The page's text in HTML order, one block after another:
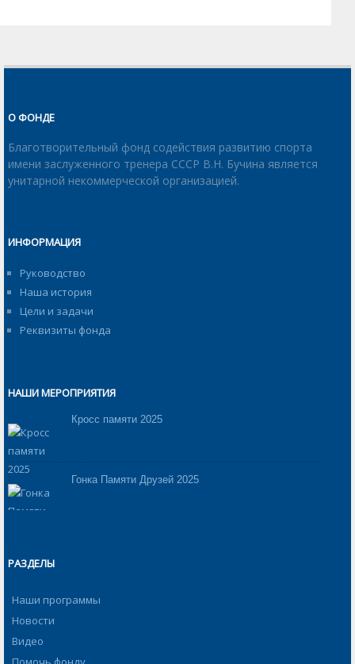
О ФОНДЕ
Благотворительный фонд содействия развитию спорта
имени заслуженного тренера СССР В.Н. Бучина является
унитарной некоммерческой организацией.
ИНФОРМАЦИЯ
Руководство
Наша история
Цели и задачи
Реквизиты фонда
НАШИ МЕРОПРИЯТИЯ
Кросс памяти 2025
Гонка Памяти Друзей 2025
РАЗДЕЛЫ
Наши программы
Новости
Видео